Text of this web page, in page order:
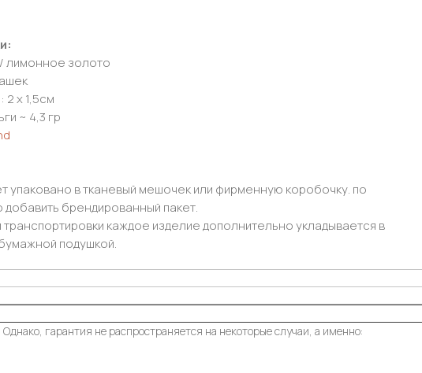
лимонное золото
2 х 1,5см
~ 4,3 гр
упаковано в тканевый мешочек или фирменную коробочку. по
брендированный пакет.
каждое изделие дополнительно укладывается в
подушкой.
гарантия не распространяется на некоторые случаи, а именно: